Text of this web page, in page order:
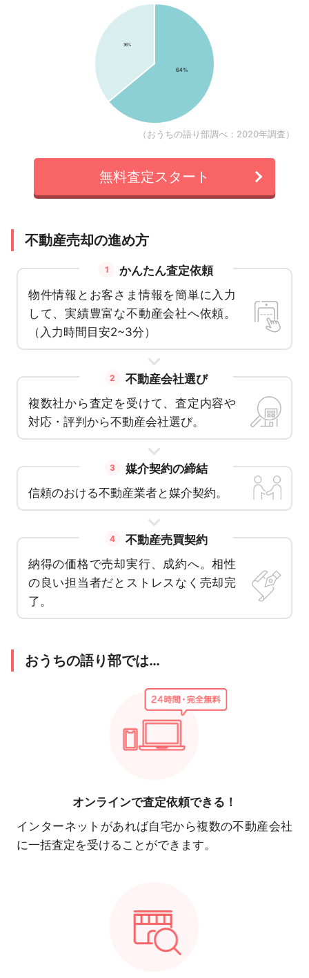
（おうちの語り部調べ：2020年調査）
無料査定スタート
不動産売却の進め方
1
かんたん査定依頼
物件情報とお客さま情報を簡単に入力
して、実績豊富な不動産会社へ依頼。
（入力時間目安2~3分）
2
不動産会社選び
複数社から査定を受けて、査定内容や
対応・評判から不動産会社選び。
3
媒介契約の締結
信頼のおける不動産業者と媒介契約。
4
不動産売買契約
納得の価格で売却実行、成約へ。相性
の良い担当者だとストレスなく売却完
了。
おうちの語り部では…
オンラインで査定依頼できる！
インターネットがあれば自宅から複数の不動産会社
に一括査定を受けることができます。